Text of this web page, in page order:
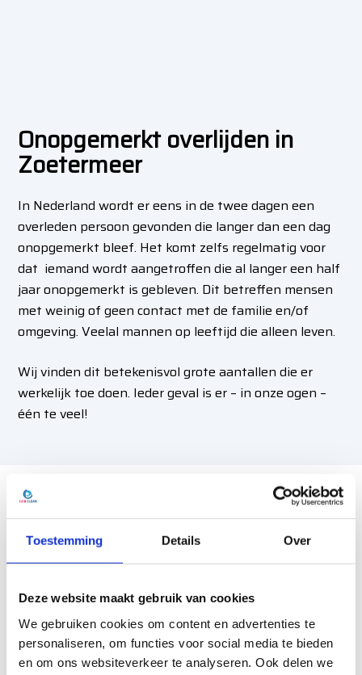
Toestemming Details Over
Deze website maakt gebruik van cookies
We gebruiken cookies om content en advertenties te
personaliseren, om functies voor social media te bieden
en om ons websiteverkeer te analyseren. Ook delen we
Onopgemerkt overlijden in
Zoetermeer
In Nederland wordt er eens in de twee dagen een
overleden persoon gevonden die langer dan een dag
onopgemerkt bleef. Het komt zelfs regelmatig voor
dat iemand wordt aangetroffen die al langer een half
jaar onopgemerkt is gebleven. Dit betreffen mensen
met weinig of geen contact met de familie en/of
omgeving. Veelal mannen op leeftijd die alleen leven.
Wij vinden dit betekenisvol grote aantallen die er
werkelijk toe doen. Ieder geval is er – in onze ogen –
één te veel!
Stankoverlast na overlijden
Voordat wij de ruimte professioneel schoonmaken
elimineren wij de bron van deze stank. Deze stank
ontstaat door dat er gassen en verbindingen
ontsnappen bij een lichaam in staat van ontbinding.
Waar nodig elimineren wij deze lucht met een
ozonbehandeling.